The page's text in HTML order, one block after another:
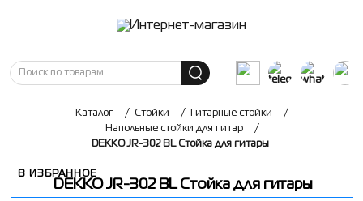
Каталог / Стойки / Гитарные стойки
/
Напольные стойки для гитар
/
DEKKO JR-302 BL Стойка для гитары
В ИЗБРАННОЕ
DEKKO JR-302 BL Стойка для гитары